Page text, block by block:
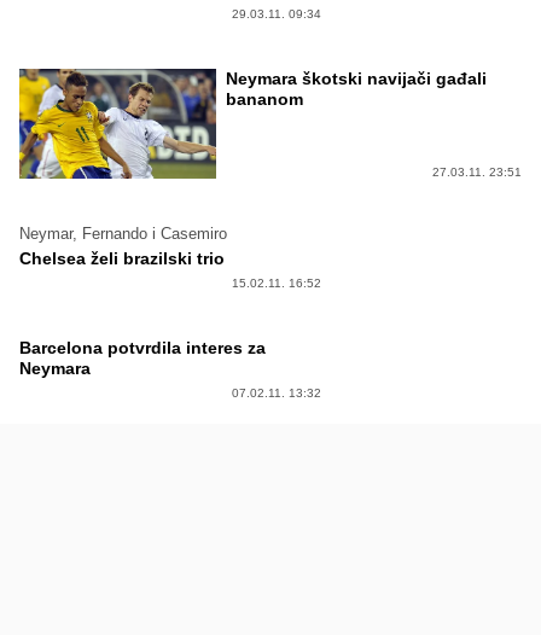
29.03.11. 09:34
Neymara škotski navijači gađali
bananom
27.03.11. 23:51
Neymar, Fernando i Casemiro
Chelsea želi brazilski trio
15.02.11. 16:52
Barcelona potvrdila interes za
Neymara
07.02.11. 13:32